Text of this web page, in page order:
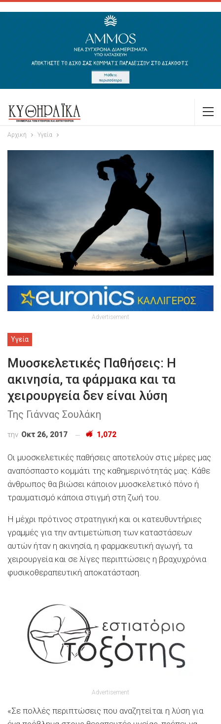
Αρχική Υγεία
Advertisement
Υγεία
Μυοσκελετικές Παθήσεις: Η
ακινησία, τα φάρμακα και τα
χειρουργεία δεν είναι λύση
Της Γιάννας Σουλάκη
την Οκτ 26, 2017 1,072
Οι μυοσκελετικές παθήσεις αποτελούν στις μέρες μας
αναπόσπαστο κομμάτι της καθημερινότητάς μας. Κάθε
άνθρωπος θα βιώσει κάποιον μυοσκελετικό πόνο ή
τραυματισμό κάποια στιγμή στη ζωή του.
Η μέχρι πρότινος στρατηγική και οι κατευθυντήριες
γραμμές για την αντιμετώπιση των καταστάσεων
αυτών ήταν η ακινησία, η φαρμακευτική αγωγή, τα
χειρουργεία και σε λίγες περιπτώσεις η βραχυχρόνια
φυσικοθεραπευτική αποκατάσταση.
Advertisement
«Σε πολλές περιπτώσεις που αναζητείται η λύση για